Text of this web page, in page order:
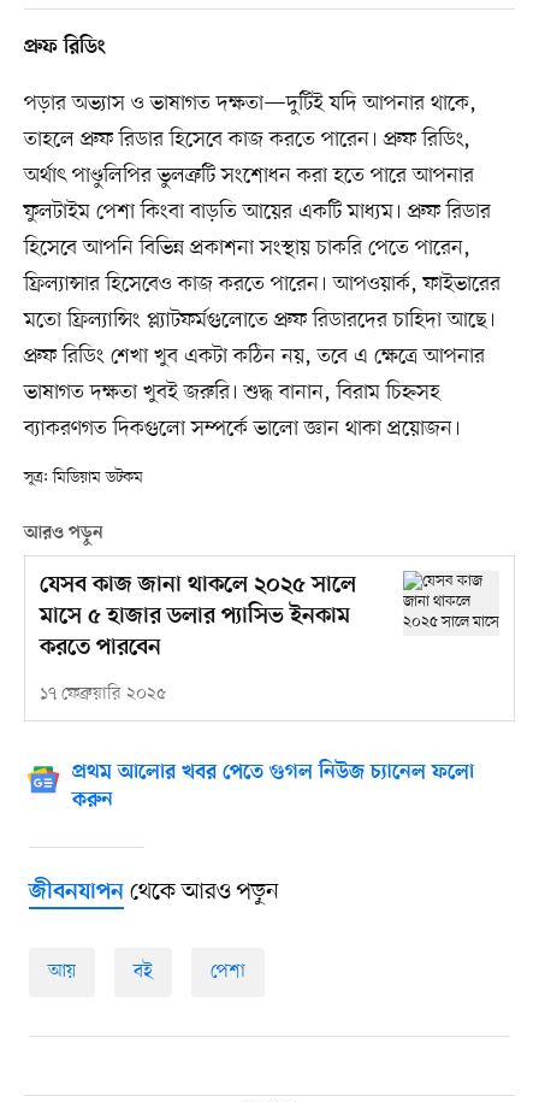
প্রুফ রিডিং
পড়ার অভ্যাস ও ভাষাগত দক্ষতা—দুটিই যদি আপনার থাকে,
তাহলে প্রুফ রিডার হিসেবে কাজ করতে পারেন। প্রুফ রিডিং,
অর্থাৎ পাণ্ডুলিপির ভুলত্রুটি সংশোধন করা হতে পারে আপনার
ফুলটাইম পেশা কিংবা বাড়তি আয়ের একটি মাধ্যম। প্রুফ রিডার
হিসেবে আপনি বিভিন্ন প্রকাশনা সংস্থায় চাকরি পেতে পারেন,
ফ্রিল্যান্সার হিসেবেও কাজ করতে পারেন। আপওয়ার্ক, ফাইভারের
মতো ফ্রিল্যান্সিং প্ল্যাটফর্মগুলোতে প্রুফ রিডারদের চাহিদা আছে।
প্রুফ রিডিং শেখা খুব একটা কঠিন নয়, তবে এ ক্ষেত্রে আপনার
ভাষাগত দক্ষতা খুবই জরুরি। শুদ্ধ বানান, বিরাম চিহ্নসহ
ব্যাকরণগত দিকগুলো সম্পর্কে ভালো জ্ঞান থাকা প্রয়োজন।
সূত্র: মিডিয়াম ডটকম
আরও পড়ুন
যেসব কাজ জানা থাকলে ২০২৫ সালে
মাসে ৫ হাজার ডলার প্যাসিভ ইনকাম
করতে পারবেন
১৭ ফেব্রুয়ারি ২০২৫
প্রথম আলোর খবর পেতে গুগল নিউজ চ্যানেল ফলো
করুন
জীবনযাপনথেকে আরও পড়ুন
আয় বই পেশা